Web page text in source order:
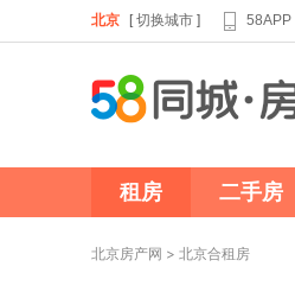
北京 [ 切换城市 ] 58APP
租房 二手房
北京房产网 > 北京合租房